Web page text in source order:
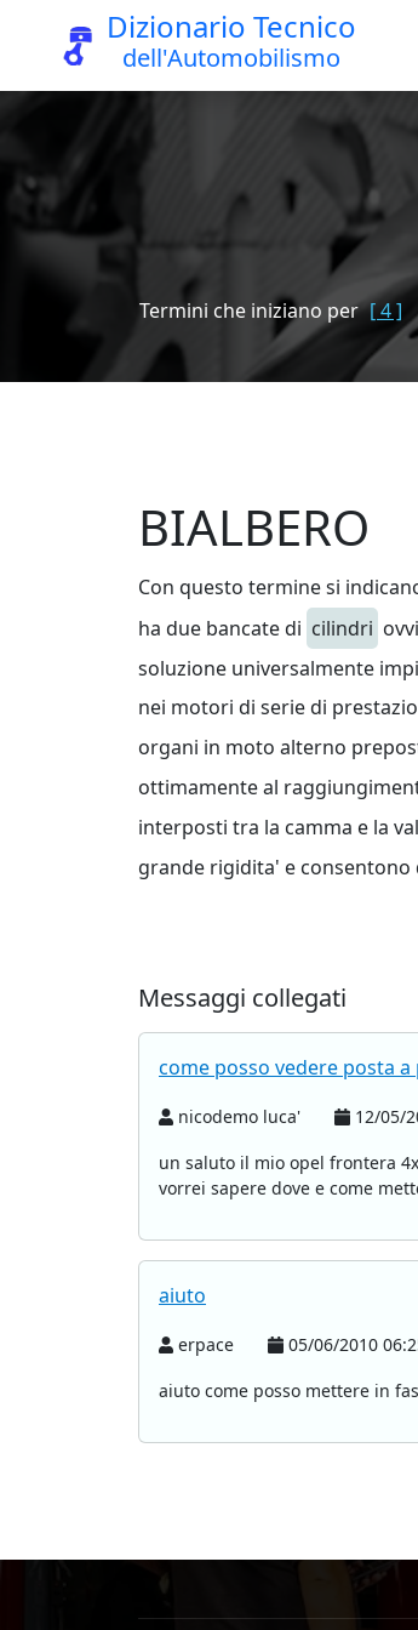
Dizionario Tecnico
dell'Automobilismo
Termini che iniziano per [ 4 ]
BIALBERO
Con questo termine si
ha due bancate di cilindri
soluzione universalmente
nei motori di serie di
organi in moto alterno
ottimamente al
interposti tra la camma e la
grande rigidita' e consentono
Messaggi collegati
come posso vedere posta
nicodemo luca'
12/05/
un saluto il mio opel frontera
vorrei sapere dove e come
aiuto
erpace
05/06/2010
aiuto come posso mettere in